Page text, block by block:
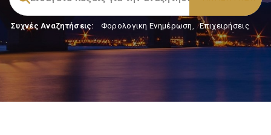
Συχνές Αναζητήσεις: Φορολογικη Ενημέρωση, Επιχειρήσεις